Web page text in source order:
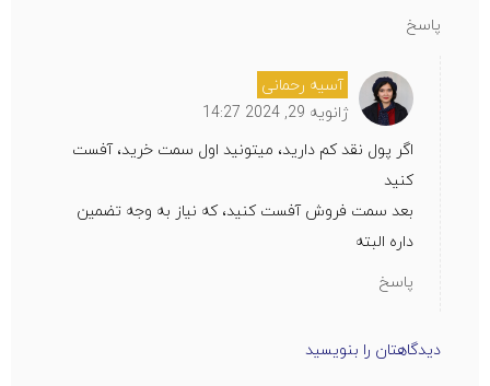
پاسخ
آسیه رحمانی
ژانویه 29, 2024 14:27
اگر پول نقد کم دارید، میتونید اول سمت خرید، آفست
کنید
بعد سمت فروش آفست کنید، که نیاز به وجه تضمین
داره البته
پاسخ
دیدگاهتان را بنویسید